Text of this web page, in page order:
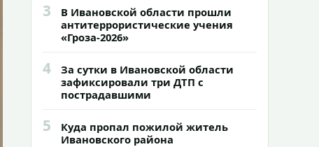
3
В Ивановской области прошли
антитеррористические учения
«Гроза-2026»
4
За сутки в Ивановской области
зафиксировали три ДТП с
пострадавшими
5
Куда пропал пожилой житель
Ивановского района